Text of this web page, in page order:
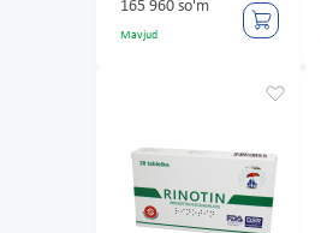
165 960 so'm
Mavjud